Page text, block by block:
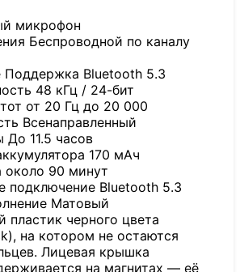
микрофон
Беспроводной по каналу
Поддержка Bluetooth 5.3
48 кГц / 24-бит
от 20 Гц до 20 000
Всенаправленный
До 11.5 часов
170 мАч
около 90 минут
подключение Bluetooth 5.3
Матовый
пластик черного цвета
на котором не остаются
Лицевая крышка
на магнитах — её